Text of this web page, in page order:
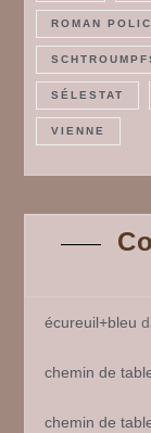
ROMAN
SÉLESTAT
VIENNE
écureuil+bleu
chemin de
chemin de